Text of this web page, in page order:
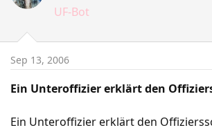
UF-Bot
Sep 13, 2006
Ein Unteroffizier erklärt den
Ein Unteroffizier erklärt den